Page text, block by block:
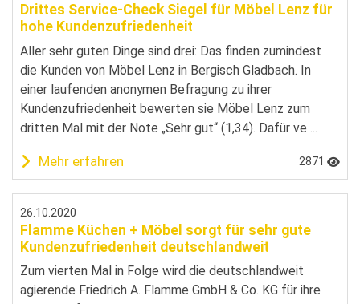
Drittes Service-Check Siegel für Möbel Lenz für
hohe Kundenzufriedenheit
Aller sehr guten Dinge sind drei: Das finden zumindest
die Kunden von Möbel Lenz in Bergisch Gladbach. In
einer laufenden anonymen Befragung zu ihrer
Kundenzufriedenheit bewerten sie Möbel Lenz zum
dritten Mal mit der Note „Sehr gut“ (1,34). Dafür ve ...
Mehr erfahren 2871
26.10.2020
Flamme Küchen + Möbel sorgt für sehr gute
Kundenzufriedenheit deutschlandweit
Zum vierten Mal in Folge wird die deutschlandweit
agierende Friedrich A. Flamme GmbH & Co. KG für ihre